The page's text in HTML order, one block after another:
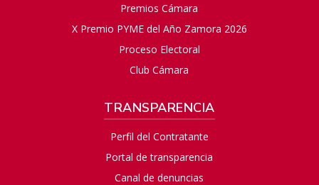
Premios Cámara
X Premio PYME del Año Zamora 2026
Proceso Electoral
Club Cámara
TRANSPARENCIA
Perfil del Contratante
Portal de transparencia
Canal de denuncias